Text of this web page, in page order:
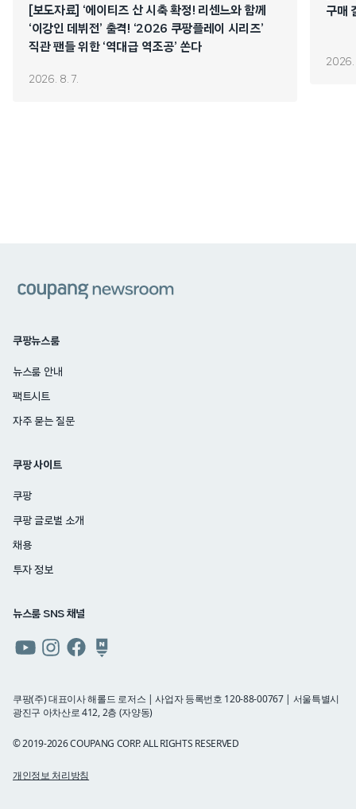
[보도자료] ‘에이티즈 산 시축 확정! 리센느와 함께
‘이강인 데뷔전’ 출격! ‘2026 쿠팡플레이 시리즈’
직관 팬들 위한 ‘역대급 역조공’ 쏜다
2026. 8. 7.
구매
2026.
쿠팡뉴스룸
뉴스룸 안내
팩트시트
자주 묻는 질문
쿠팡 사이트
쿠팡
쿠팡 글로벌 소개
채용
투자 정보
뉴스룸 SNS 채널
유튜브인스타그램
페이스북네이버
블로그
쿠팡(주) 대표이사 해롤드 로저스 | 사업자 등록번호 120-88-00767 | 서울특별시
광진구 아차산로 412, 2층 (자양동)
© 2019-2026 COUPANG CORP. ALL RIGHTS RESERVED
개인정보 처리방침